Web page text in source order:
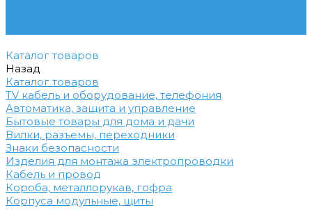
Каталог товаров
Назад
Каталог товаров
TV кабель и оборудование, телефония
Автоматика, защита и управление
Бытовые товары для дома и дачи
Вилки, разъемы, переходники
Знаки безопасности
Изделия для монтажа электропроводки
Кабель и провод
Короба, металлорукав, гофра
Корпуса модульные, щиты